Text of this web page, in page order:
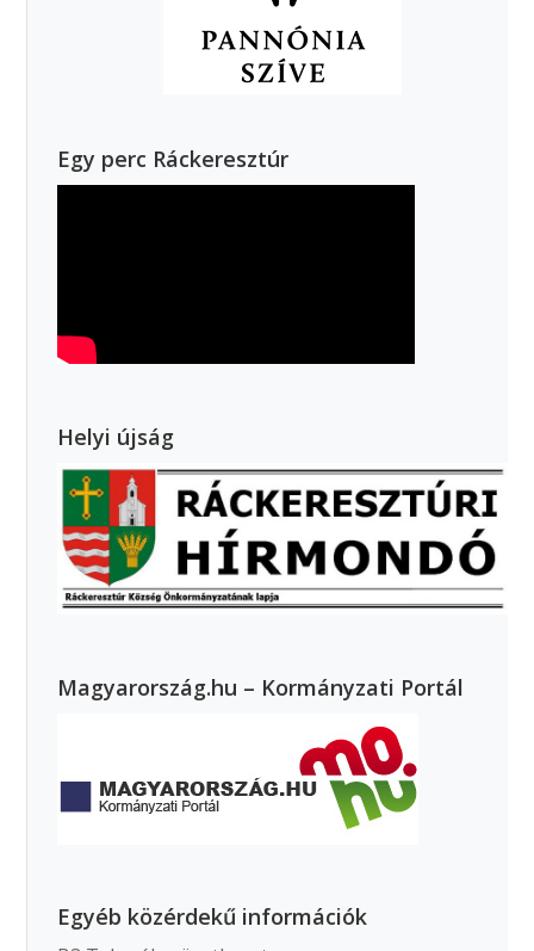
Egy perc Ráckeresztúr
Helyi újság
Magyarország.hu – Kormányzati Portál
Egyéb közérdekű információk